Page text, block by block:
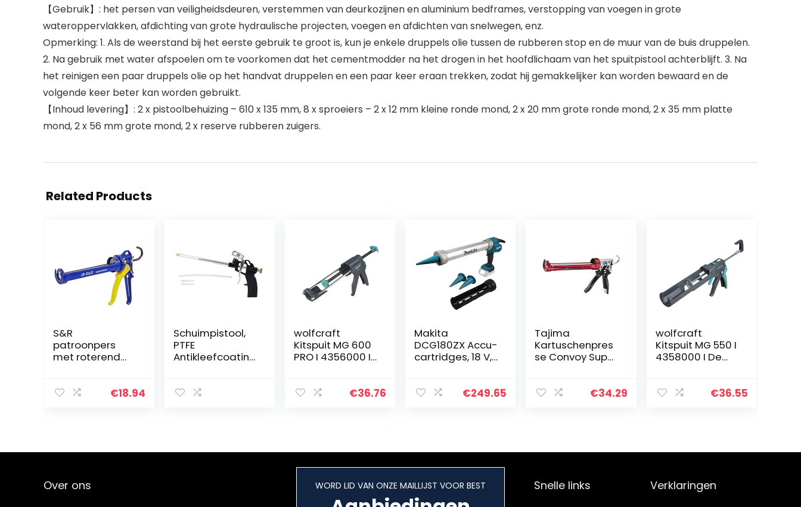
【Gebruik】: het persen van veiligheidsdeuren, verstemmen van deurkozijnen en aluminium bedframes, verstopping van voegen in grote
wateroppervlakken, afdichting van grote hydraulische projecten, voegen en afdichten van snelwegen, enz.
Opmerking: 1. Als de weerstand bij het eerste gebruik te groot is, kun je enkele druppels olie tussen de rubberen stop en de muur van de buis druppelen.
2. Na gebruik met water afspoelen om te voorkomen dat het cementmodder na het drogen in het hoofdlichaam van het spuitpistool achterblijft. 3. Na
het reinigen een paar druppels olie op het handvat druppelen en een paar keer eraan trekken, zodat hij gemakkelijker kan worden bewaard en de
volgende keer beter kan worden gebruikt.
【Inhoud levering】: 2 x pistoolbehuizing – 610 x 135 mm, 8 x sproeiers – 2 x 12 mm kleine ronde mond, 2 x 20 mm grote ronde mond, 2 x 35 mm platte
mond, 2 x 56 mm grote mond, 2 x reserve rubberen zuigers.
Related Products
S&R
patroonpers
met roterend
310ml,
stuwkracht ratio
€18.94
Schuimpistool,
PTFE
Antikleefcoating
Spuitmondspuit
voor
wolfcraft
Kitspuit MG 600
PRO I 4356000 I
pers voor
geschikt voor
zeer dik
materialen –
Made in Europe
€36.76
Makita
DCG180ZX Accu-
cartridges, 18 V,
€249.65
Tajima
Kartuschenpres
se Convoy Super
€34.29
wolfcraft
Kitspuit MG 550 I
4358000 I De
€36.55
Over ons WORD LID VAN ONZE MAILLIJST VOOR BEST Snelle links Verklaringen